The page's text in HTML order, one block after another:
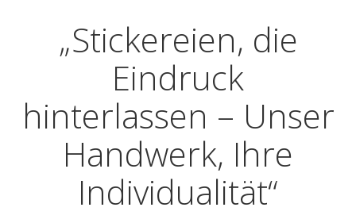
„Stickereien, die
Eindruck
hinterlassen – Unser
Handwerk, Ihre
Individualität“